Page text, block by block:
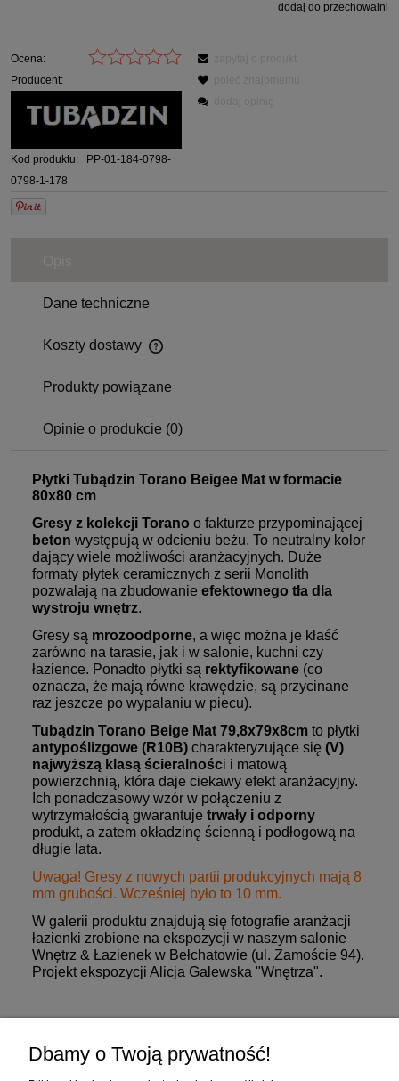
dodaj do przechowalni
Ocena:
Producent:
Kod produktu:
PP-01-184-0798-
0798-1-178
Dane techniczne
Koszty dostawy
Produkty powiązane
Opinie o produkcie (0)
Płytki Tubądzin Torano Beigee Mat w formacie
80x80 cm
Gresy z kolekcji Torano o fakturze przypominającej
beton występują w odcieniu beżu. To neutralny kolor
dający wiele możliwości aranżacyjnych. Duże
formaty płytek ceramicznych z serii Monolith
pozwalają na zbudowanie efektownego tła dla
wystroju wnętrz.
Gresy są mrozoodporne, a więc można je kłaść
zarówno na tarasie, jak i w salonie, kuchni czy
łazience. Ponadto płytki są rektyfikowane (co
oznacza, że mają równe krawędzie, są przycinane
raz jeszcze po wypalaniu w piecu).
Tubądzin Torano Beige Mat 79,8x79x8cm to płytki
antypoślizgowe (R10B) charakteryzujące się (V)
najwyższą klasą ścieralności i matową
powierzchnią, która daje ciekawy efekt aranżacyjny.
Ich ponadczasowy wzór w połączeniu z
wytrzymałością gwarantuje trwały i odporny
produkt, a zatem okładzinę ścienną i podłogową na
długie lata.
Uwaga! Gresy z nowych partii produkcyjnych mają 8
mm grubości. Wcześniej było to 10 mm.
W galerii produktu znajdują się fotografie aranżacji
łazienki zrobione na ekspozycji w naszym salonie
Wnętrz & Łazienek w Bełchatowie (ul. Zamoście 94).
Projekt ekspozycji Alicja Galewska "Wnętrza".
Dbamy o Twoją prywatność!